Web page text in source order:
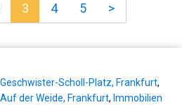
3 4 5 >
Scholl-Platz, Frankfurt,
der Weide, Frankfurt, Immobilien